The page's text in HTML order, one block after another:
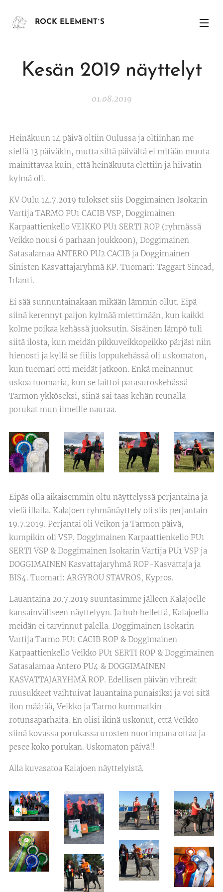
ROCK ELEMENT´S
Kesän 2019 näyttelyt
01.08.2019
Heinäkuun 14 päivä oltiin Oulussa ja oltiinhan me
siellä 13 päiväkin, mutta siltä päivältä ei mitään muuta
mainittavaa kuin, että heinäkuuta elettiin ja hiivatin
kylmä oli.
KV Oulu 14.7.2019 tulokset siis Doggimainen Isokarin
Vartija TARMO PU1 CACIB VSP, Doggimainen
Karpaattienkello VEIKKO PU1 SERTI ROP (ryhmässä
Veikko nousi 6 parhaan joukkoon), Doggimainen
Satasalamaa ANTERO PU2 CACIB ja Doggimainen
Sinisten Kasvattajaryhmä KP. Tuomari: Taggart Sinead,
Irlanti.
Ei sää sunnuntainakaan mikään lämmin ollut. Eipä
siinä kerennyt paljon kylmää miettimään, kun kaikki
kolme poikaa kehässä juoksutin. Sisäinen lämpö tuli
siitä ilosta, kun meidän pikkuveikkopeikko pärjäsi niin
hienosti ja kyllä se fiilis loppukehässä oli uskomaton,
kun tuomari otti meidät jatkoon. Enkä meinannut
uskoa tuomaria, kun se laittoi parasuroskehässä
Tarmon ykköseksi, siinä sai taas kehän reunalla
porukat mun ilmeille nauraa.
Eipäs olla aikaisemmin oltu näyttelyssä perjantaina ja
vielä illalla. Kalajoen ryhmänäyttely oli siis perjantain
19.7.2019. Perjantai oli Veikon ja Tarmon päivä,
kumpikin oli VSP. Doggimainen Karpaattienkello PU1
SERTI VSP & Doggimainen Isokarin Vartija PU1 VSP ja
DOGGIMAINEN Kasvattajaryhmä ROP-Kasvattaja ja
BIS4. Tuomari: ARGYROU STAVROS, Kypros.
Lauantaina 20.7.2019 suuntasimme jälleen Kalajoelle
kansainväliseen näyttelyyn. Ja huh hellettä, Kalajoella
meidän ei tarvinnut palella. Doggimainen Isokarin
Vartija Tarmo PU1 CACIB ROP & Doggimainen
Karpaattienkello Veikko PU1 SERTI ROP & Doggimainen
Satasalamaa Antero PU4 & DOGGIMAINEN
KASVATTAJARYHMÄ ROP. Edellisen päivän vihreät
ruusukkeet vaihtuivat lauantaina punaisiksi ja voi sitä
ilon määrää, Veikko ja Tarmo kummatkin
rotunsaparhaita. En olisi ikinä uskonut, että Veikko
siinä kovassa porukassa urosten nuorimpana ottaa ja
pesee koko porukan. Uskomaton päivä!!
Alla kuvasatoa Kalajoen näyttelyistä.